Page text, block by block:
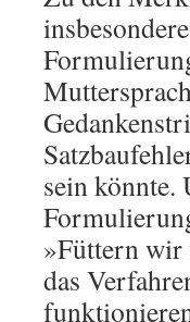
sein könnte.
»Füttern wir
das